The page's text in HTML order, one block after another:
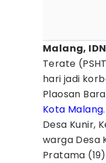
Malang,
Terate
hari jadi
Plaosan
Kota Malang
Desa Kunir,
warga Desa
Pratama